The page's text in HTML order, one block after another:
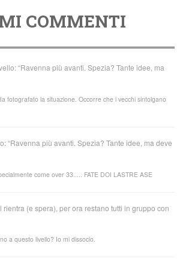
COMMENTI
“Ravenna più avanti. Spezia? Tante idee, ma
fotografato la situazione. Occorre che i vecchi sintolgano
“Ravenna più avanti. Spezia? Tante idee, ma deve
come over 33..... FATE DOI LASTRE ASE
rientra (e spera), per ora restano tutti in gruppo con
a questo livello? Io mi dissocio.